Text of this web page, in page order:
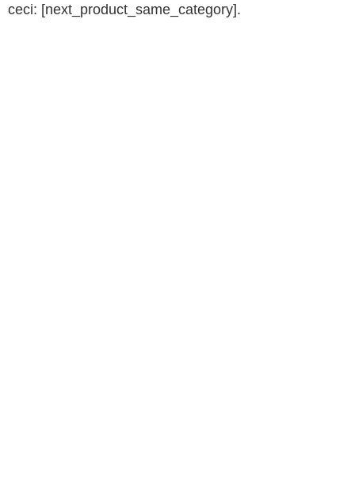
ceci: [next_product_same_category].